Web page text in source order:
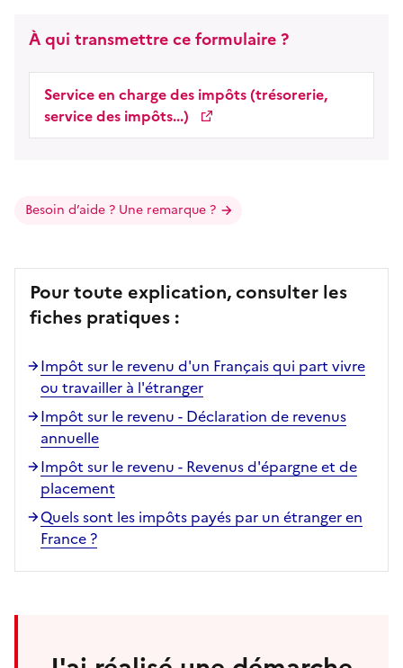
À qui transmettre ce formulaire ?
Service en charge des impôts (trésorerie,
service des impôts...)
Besoin d’aide ? Une remarque ?
Pour toute explication, consulter les
fiches pratiques :
Impôt sur le revenu d'un Français qui part vivre
ou travailler à l'étranger
Impôt sur le revenu - Déclaration de revenus
annuelle
Impôt sur le revenu - Revenus d'épargne et de
placement
Quels sont les impôts payés par un étranger en
France ?